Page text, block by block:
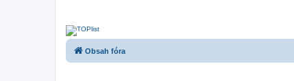
Obsah fóra